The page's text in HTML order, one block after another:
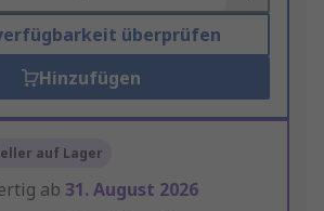
überprüfen
Hinzufügen
auf Lager
ab 31. August 2026